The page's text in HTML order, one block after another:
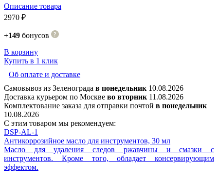
Описание товара
2970 ₽
+149 бонусов
В корзину
Купить в 1 клик
Об оплате и доставке
Самовывоз из Зеленограда в понедельник 10.08.2026
Доставка курьером по Москве во вторник 11.08.2026
Комплектование заказа для отправки почтой в понедельник
10.08.2026
С этим товаром мы рекомендуем:
DSP-AL-1
Антикоррозийное масло для инструментов, 30 мл
Масло для удаления следов ржавчины и смазки с
инструментов. Кроме того, обладает консервирующим
эффектом.